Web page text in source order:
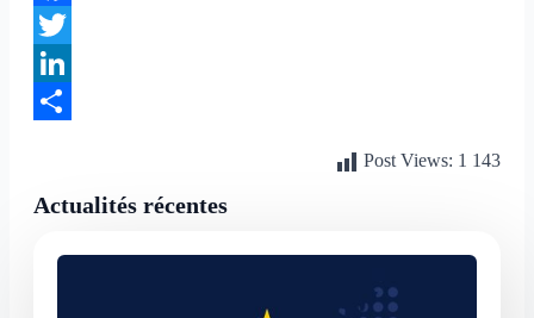
Facebook
Twitter
LinkedIn
Post Views: 1 143
Actualités récentes